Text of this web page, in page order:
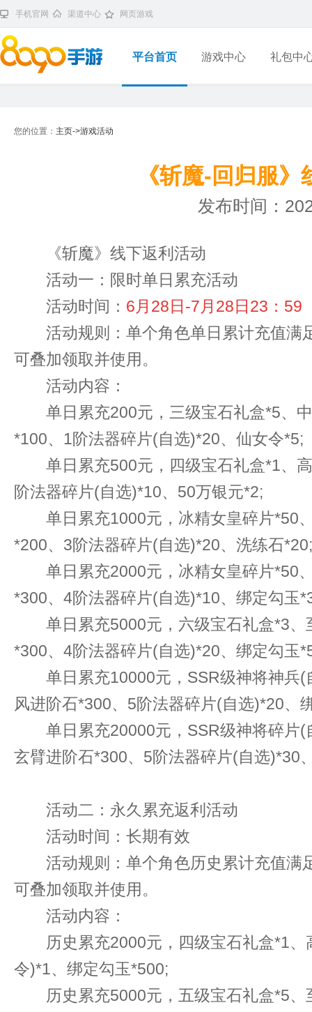
手机官网 渠道中心 网页游戏
平台首页 游戏中心 礼包中
您的位置： 主页->游戏活动
《斩魔-回归服
发布时间：
《斩魔》线下返利活动
活动一：限时单日累充活动
活动时间： 6月28日-7月28日23：59
活动规则：单个角色单日累计充值满
可叠加领取并使用。
活动内容：
单日累充200元，三级宝石礼盒*5、中
*100、1阶法器碎片(自选)*20、仙女令*5;
单日累充500元，四级宝石礼盒*1、高
阶法器碎片(自选)*10、50万银元*2;
单日累充1000元，冰精女皇碎片*50
*200、3阶法器碎片(自选)*20、洗练石*20;
单日累充2000元，冰精女皇碎片*50
*300、4阶法器碎片(自选)*10、绑定勾玉
单日累充5000元，六级宝石礼盒*3、
*300、4阶法器碎片(自选)*20、绑定勾玉
单日累充10000元，SSR级神将神兵(
风进阶石*300、5阶法器碎片(自选)*20、
单日累充20000元，SSR级神将碎片(
玄臂进阶石*300、5阶法器碎片(自选)*30
活动二：永久累充返利活动
活动时间：长期有效
活动规则：单个角色历史累计充值满
可叠加领取并使用。
活动内容：
历史累充2000元，四级宝石礼盒*1、
令)*1、绑定勾玉*500;
历史累充5000元，五级宝石礼盒*5、